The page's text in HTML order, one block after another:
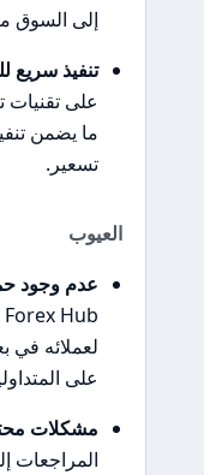
إلى السوق
تنفيذ سريع
ما يضمن
تسعير.
العيوب
عدم وجود
لعملائه في
على
مشكلات
المراجعات